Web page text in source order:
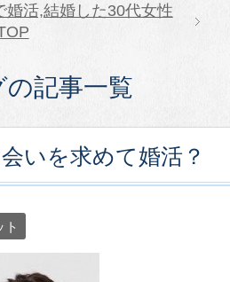
婚活,結婚した30代女性
の記事一覧
いを求めて婚活？